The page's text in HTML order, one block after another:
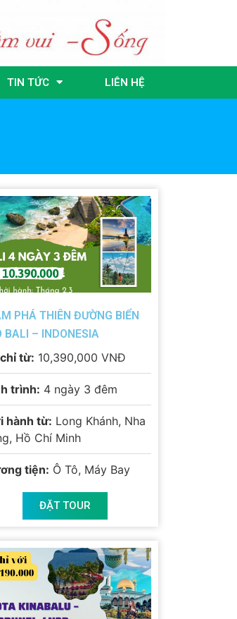
TIN TỨC LIÊN HỆ
PHÁ THIÊN ĐƯỜNG BIỂN
BALI – INDONESIA
từ: 10,390,000 VNĐ
trình: 4 ngày 3 đêm
hành từ: Long Khánh, Nha
Hồ Chí Minh
tiện: Ô Tô, Máy Bay
ĐẶT TOUR